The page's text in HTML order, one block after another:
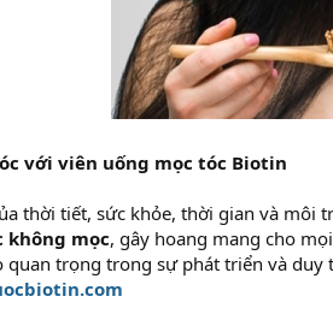
với viên uống mọc tóc Biotin
thời tiết, sức khỏe, thời gian và môi
không mọc, gây hoang mang cho
quan trọng trong sự phát triển và duy